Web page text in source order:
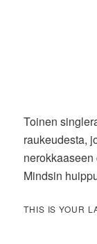
Toinen
raukeudesta,
nerokkaaseen
Mindsin
THIS IS YOUR